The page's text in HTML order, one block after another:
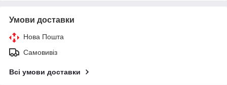
Умови доставки
Нова Пошта
Самовивіз
Всі умови доставки